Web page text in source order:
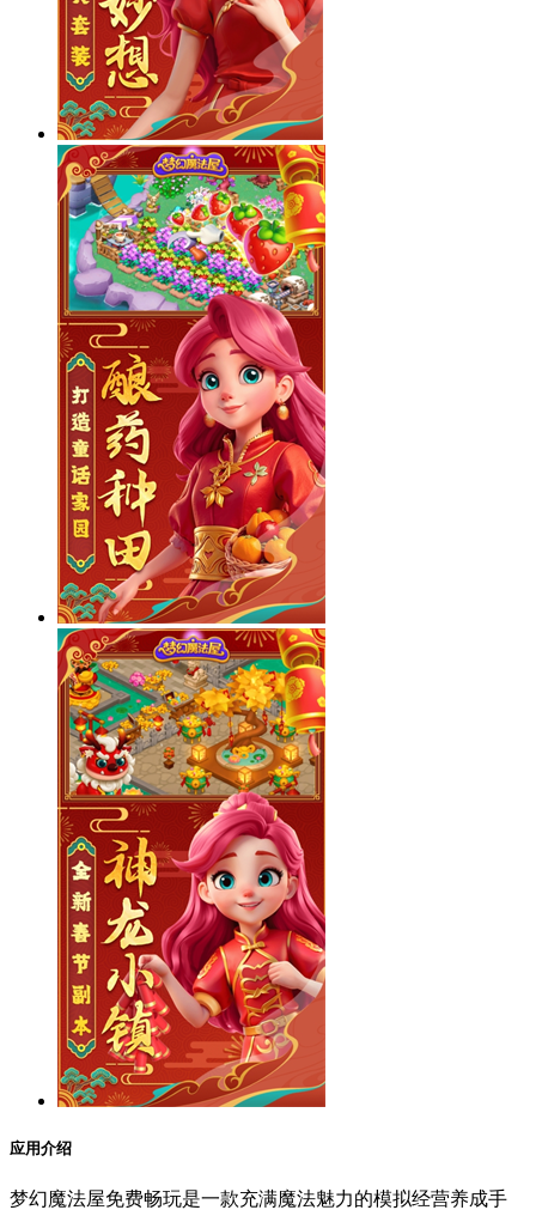
应用介绍
梦幻魔法屋免费畅玩是一款充满魔法魅力的模拟经营养成手